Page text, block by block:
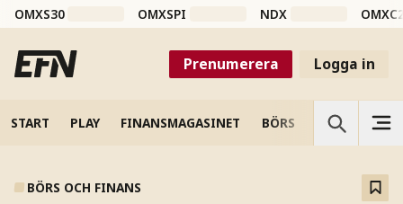
OMXS30 OMXSPI NDX
Prenumerera Logga in
START PLAY FINANSMAGASINET BÖRS VETENSKAP
BÖRS OCH FINANS